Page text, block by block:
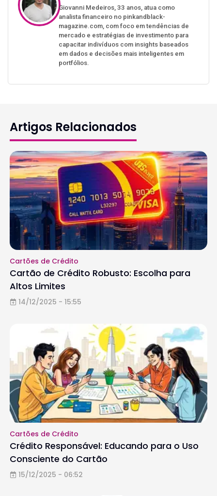
Giovanni Medeiros, 33 anos, atua como
analista financeiro no pinkandblack-
magazine.com, com foco em tendências de
mercado e estratégias de investimento para
capacitar indivíduos com insights baseados
em dados e decisões mais inteligentes em
portfólios.
Artigos Relacionados
Cartões de Crédito
Cartão de Crédito Robusto: Escolha para
Altos Limites
14/12/2025 - 15:55
Cartões de Crédito
Crédito Responsável: Educando para o Uso
Consciente do Cartão
15/12/2025 - 06:52